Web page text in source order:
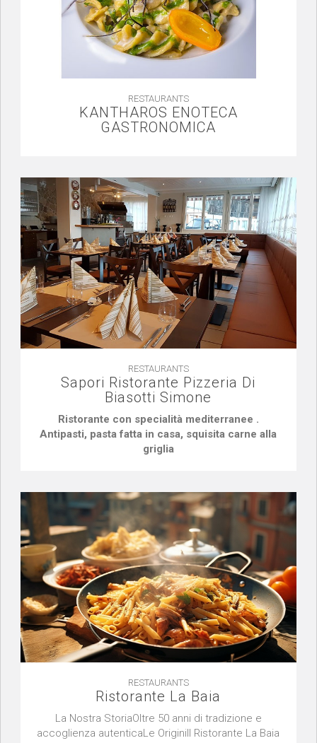
RESTAURANTS
KANTHAROS ENOTECA
GASTRONOMICA
RESTAURANTS
Sapori Ristorante Pizzeria Di
Biasotti Simone
Ristorante con specialità mediterranee .
Antipasti, pasta fatta in casa, squisita carne alla
griglia
RESTAURANTS
Ristorante La Baia
La Nostra StoriaOltre 50 anni di tradizione e
accoglienza autenticaLe OriginiIl Ristorante La Baia